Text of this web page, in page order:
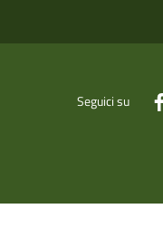
Seguici su